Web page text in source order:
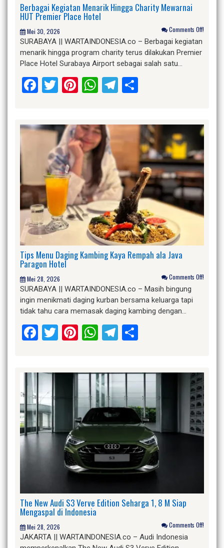
Berbagai Kegiatan Menarik Hingga Charity Mewarnai
HUT Premier Place Hotel
Mei 30, 2026 Comments Off!
SURABAYA || WARTAINDONESIA.co – Berbagai kegiatan
menarik hingga program charity terus dilakukan Premier
Place Hotel Surabaya Airport sebagai salah satu…
Facebook
Twitter
Pinterest
WhatsApp
Telegram
Tips Menu Daging Kambing Kaya Rempah ala Java
Paragon Hotel
Mei 28, 2026 Comments Off!
SURABAYA || WARTAINDONESIA.co – Masih bingung
ingin menikmati daging kurban bersama keluarga tapi
tidak tahu cara memasak daging kambing dengan…
Facebook
Twitter
Pinterest
WhatsApp
Telegram
The New Audi S3 Verve Edition Seharga 1, 8 M Siap
Mengaspal di Indonesia
Mei 28, 2026 Comments Off!
JAKARTA || WARTAINDONESIA.co – Audi Indonesia